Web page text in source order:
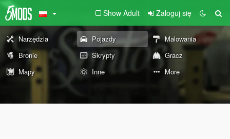
Show Adult Zaloguj się
Narzędzia Pojazdy
Malowania
Bronie
Skrypty
Gracz
Mapy
Inne More